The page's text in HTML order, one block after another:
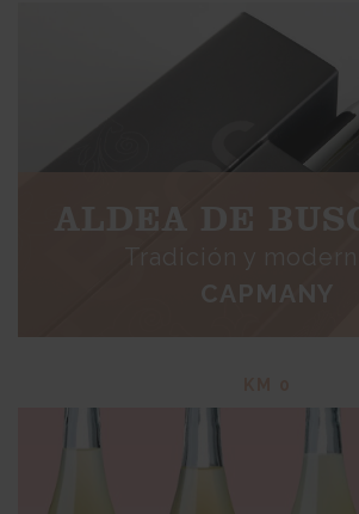
ALDEA DE
Tradición y
CAPMANY